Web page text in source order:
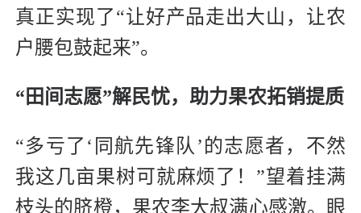
真正实现了“让好产品走出大山，让农
户腰包鼓起来”。
“田间志愿”解民忧，助力果农拓销提质
“多亏了‘同航先锋队’的志愿者，不然
我这几亩果树可就麻烦了！”望着挂满
枝头的脐橙，果农李大叔满心感激。眼